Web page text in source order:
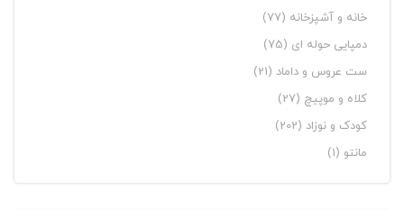
خانه و آشپزخانه (77)
دمپایی حوله ای (75)
ست عروس و داماد (21)
کلاه و موپیچ (27)
کودک و نوزاد (202)
مانتو (1)